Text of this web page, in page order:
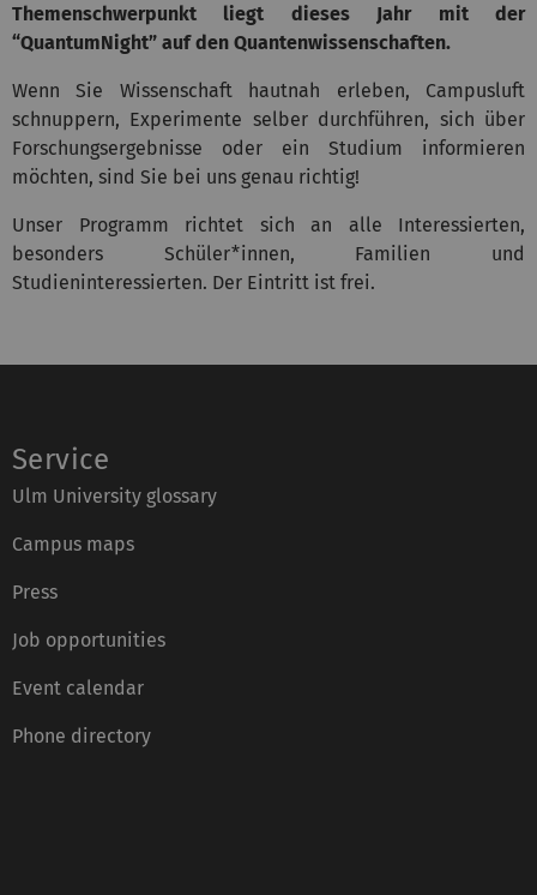
Themenschwerpunkt liegt dieses Jahr mit der
“QuantumNight” auf den Quantenwissenschaften.
Wenn Sie Wissenschaft hautnah erleben, Campusluft
schnuppern, Experimente selber durchführen, sich über
Forschungsergebnisse oder ein Studium informieren
möchten, sind Sie bei uns genau richtig!
Unser Programm richtet sich an alle Interessierten,
besonders Schüler*innen, Familien und
Studieninteressierten. Der Eintritt ist frei.
Service
Ulm University glossary
Campus maps
Press
Job opportunities
Event calendar
Phone directory